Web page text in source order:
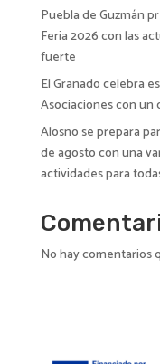
Puebla de Guzmán
Feria 2026 con las
fuerte
El Granado celebra
Asociaciones con
Alosno se prepara
de agosto con una
actividades para
No hay comentarios